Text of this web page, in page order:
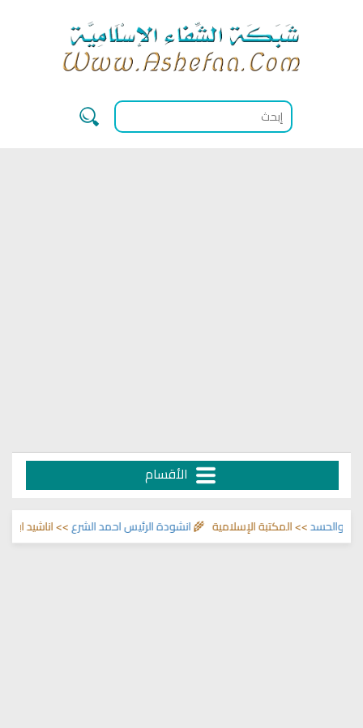
الأقسام
انشودة الرئيس احمد الشرع>> اناشيد ابراهيم الاحمد المكتبة الإسلامية 🌾